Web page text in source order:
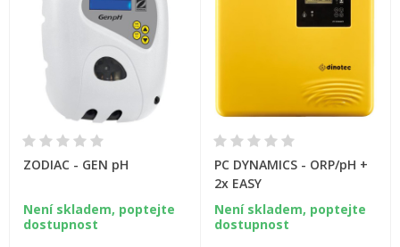
ZODIAC - GEN pH
Není skladem, poptejte
dostupnost
PC DYNAMICS - ORP/pH +
2x EASY
Není skladem, poptejte
dostupnost